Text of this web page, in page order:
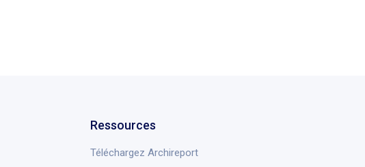
Ressources
Téléchargez Archireport